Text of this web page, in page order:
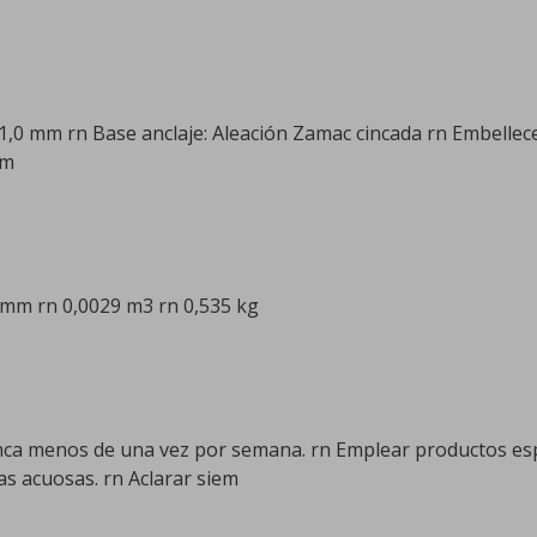
mm rn Base anclaje: Aleación Zamac cincada rn
rn 0,0029 m3 rn 0,535 kg
menos de una vez por semana. rn Emplear productos
acuosas. rn Aclarar siem